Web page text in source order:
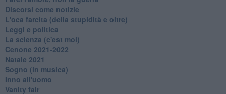
Discorsi come notizie
L'oca farcita (della stupidità e oltre)
Leggi e politica
La scienza (c'est moi)
Cenone 2021-2022
Natale 2021
Sogno (in musica)
Inno all'uomo
Vanity fair